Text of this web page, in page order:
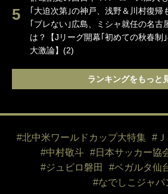
｢大迫次第｣の神戸、浅野＆川村復帰
｢ブレない｣広島、ミシャ就任の名古
は？【Jリーグ開幕｢初めての秋春制
大激論】(2)
ランキングをもっと
#北中米ワールドカップ大特集 #
#中村敬斗
#日本サッカー協
#ジュビロ磐田
#ベガルタ仙
#なでしこジャパ